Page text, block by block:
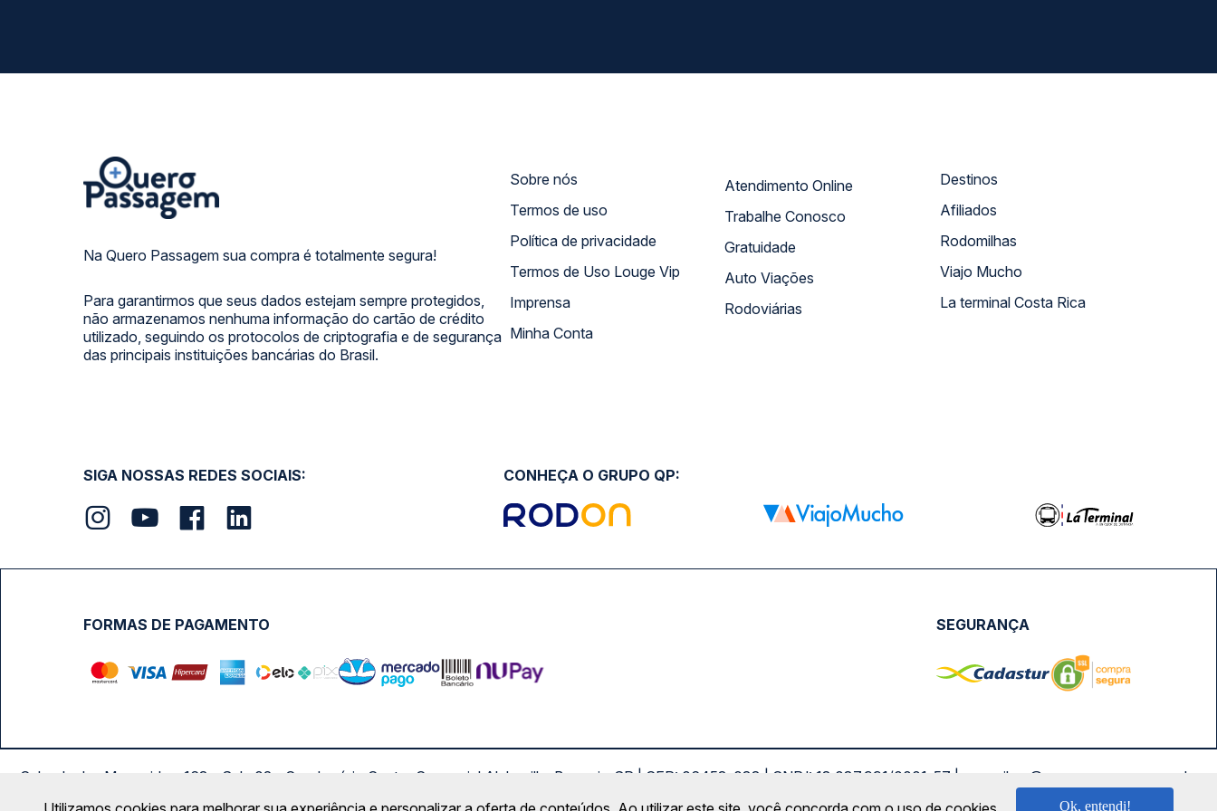
Na Quero Passagem sua compra é totalmente segura!
Para garantirmos que seus dados estejam sempre protegidos,
não armazenamos nenhuma informação do cartão de crédito
utilizado, seguindo os protocolos de criptografia e de segurança
das principais instituições bancárias do Brasil.
Sobre nós
Termos de uso
Política de privacidade
Termos de Uso Louge Vip
Imprensa
Minha Conta
Atendimento Online
Trabalhe Conosco
Gratuidade
Auto Viações
Rodoviárias
Destinos
Afiliados
Rodomilhas
Viajo Mucho
La terminal Costa Rica
SIGA NOSSAS REDES SOCIAIS: CONHEÇA O GRUPO QP:
FORMAS DE PAGAMENTO SEGURANÇA
Calçada das Margaridas, 163 - Sala 02 - Condomínio Centro Comercial Alphaville, Barueri - SP | CEP: 06453-038 | CNPJ: 18.087.991/0001-57 | saconibus@queropassagem.com.br
Copyright 2026 © QueroPassagem.com.br
Ok, entendi!